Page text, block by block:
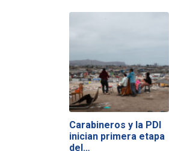
Carabineros y la PDI
inician primera etapa
del…